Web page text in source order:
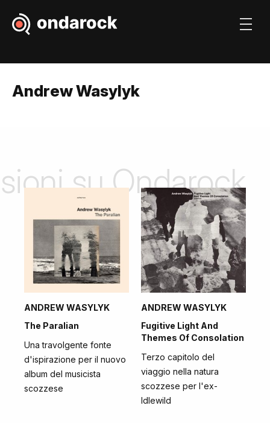
Andrew Wasylyk
su Ondarock
ANDREW WASYLYK
The Paralian
Una travolgente fonte
d'ispirazione per il nuovo
album del musicista
scozzese
ANDREW WASYLYK
Fugitive Light And
Themes Of Consolation
Terzo capitolo del
viaggio nella natura
scozzese per l'ex-
Idlewild